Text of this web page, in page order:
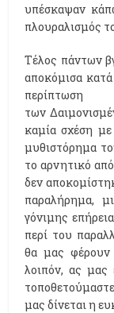
υπέσκαψαν
πλουραλισμός
Τέλος πάντων
αποκόμισα
των
καμία σχέση
μυθιστόρημα
το αρνητικό
δεν
παραλήρημα,
γόνιμης
περί του
θα μας φέρουν
λοιπόν, ας μας
μας δίνεται η